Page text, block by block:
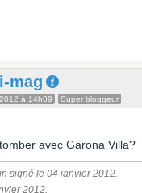
mag
à 14h09 Super bloggeur
avec Garona Villa?
signé le 04 janvier 2012.
2012.